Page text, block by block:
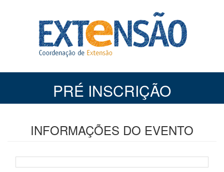
PRÉ INSCRIÇÃO
INFORMAÇÕES DO EVENTO